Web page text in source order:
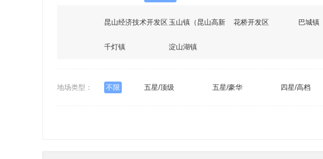
昆山经济技术开发区 玉山镇（昆山高新
区）
花桥开发区 巴城镇
千灯镇 淀山湖镇
地场类型： 不限 五星/顶级 五星/豪华 四星/高档